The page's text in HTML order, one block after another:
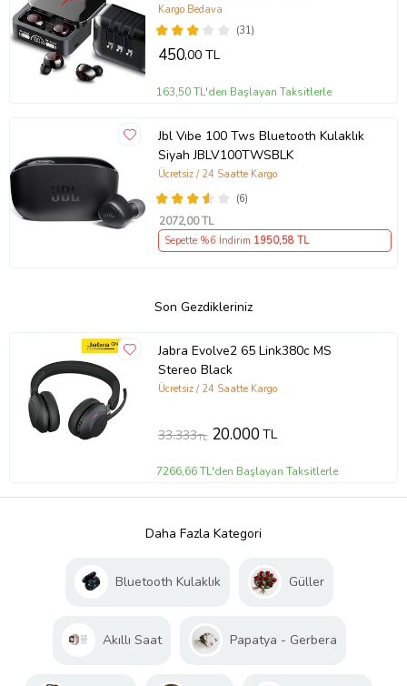
(31)
Kargo Bedava
450,00 TL
163,50 TL'den Başlayan Taksitlerle
Jbl Vıbe 100 Tws Bluetooth Kulaklık
Siyah JBLV100TWSBLK
(6)
Ücretsiz / 24 Saatte Kargo
2072,00 TL
Sepette %6 İndirim 1950,58 TL
Son Gezdikleriniz
Jabra Evolve2 65 Link380c MS
Stereo Black
Ücretsiz / 24 Saatte Kargo
33.333TL 20.000TL
7266,66 TL'den Başlayan Taksitlerle
Daha Fazla Kategori
Bluetooth Kulaklık Güller
Akıllı Saat Papatya - Gerbera